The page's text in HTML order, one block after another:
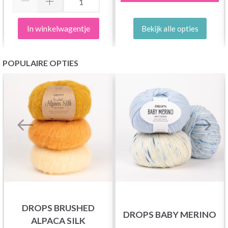
In winkelwagentje Bekijk alle opties
POPULAIRE OPTIES
DROPS BRUSHED
ALPACA SILK
DROPS BABY MERINO